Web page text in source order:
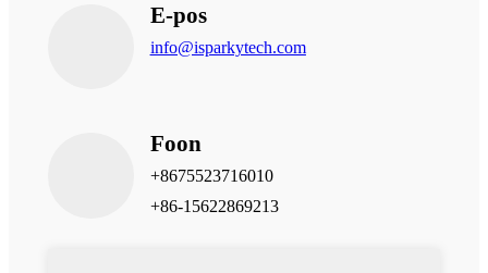
E-pos
info@isparkytech.com
Foon
+8675523716010
+86-15622869213